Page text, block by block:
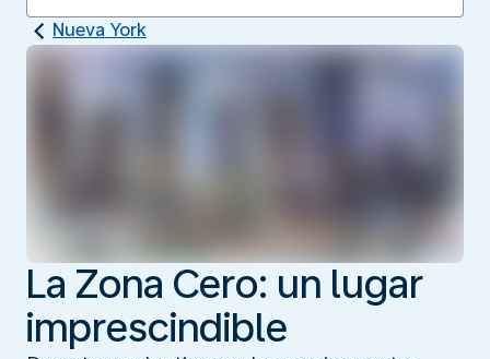
Nueva York
La Zona Cero: un lugar
imprescindible